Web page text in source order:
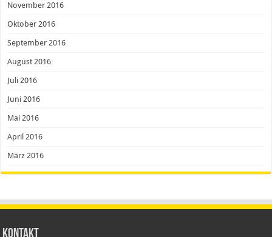
November 2016
Oktober 2016
September 2016
August 2016
Juli 2016
Juni 2016
Mai 2016
April 2016
März 2016